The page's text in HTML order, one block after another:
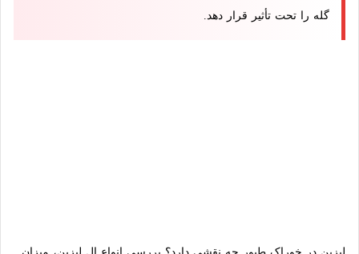
گله را تحت تأثیر قرار دهد.